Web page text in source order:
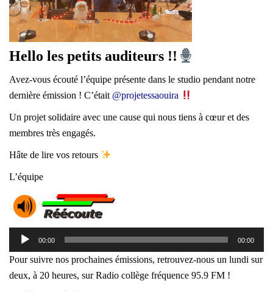
Hello les petits auditeurs !!
Avez-vous écouté l’équipe présente dans le studio pendant notre
dernière émission ! C’était @projetessaouira
Un projet solidaire avec une cause qui nous tiens à cœur et des
membres très engagés.
Hâte de lire vos retours
L’équipe
Lecteur
audio
00:00 00:00
Pour suivre nos prochaines émissions, retrouvez-nous un lundi sur
deux, à 20 heures, sur Radio collège fréquence 95.9 FM !